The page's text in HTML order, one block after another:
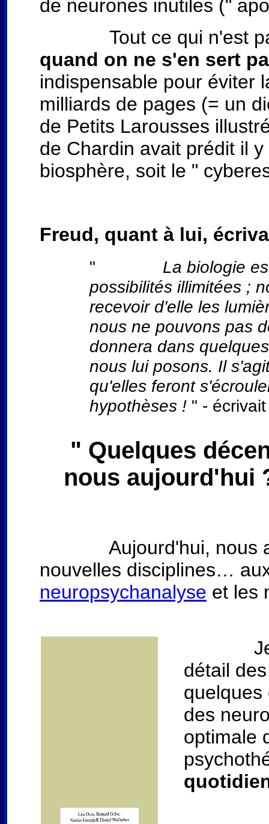
de neurones inutiles ("
Tout ce qui n'est pas
quand on ne s'en sert
indispensable pour éviter
milliards de pages (= un
de Petits Larousses
de Chardin avait prédit il
biosphère, soit le "
Freud, quant à lui,
" La biologie
possibilités illimitées ;
recevoir d'elle les
nous ne pouvons pas
donnera dans
nous lui posons. Il
qu'elles feront
hypothèses ! " -
" Quelques
nous aujourd'hui
Aujourd'hui, nous
nouvelles disciplines…
neuropsychanalyse et les
Je
détail
quelques
des
optimale